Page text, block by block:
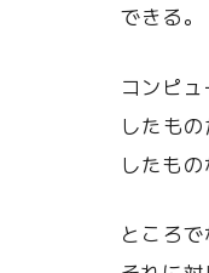
できる。
コンピ
したも
したも
ところ